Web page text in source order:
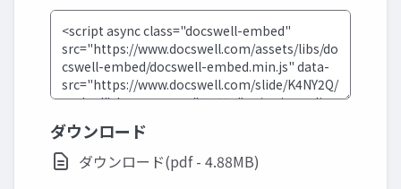
ダウンロード
ダウンロード(pdf - 4.88MB)